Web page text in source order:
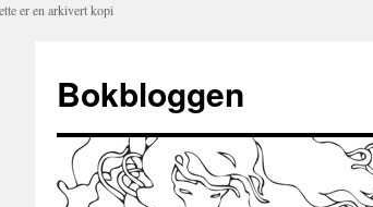
er en arkivert kopi
Bokbloggen